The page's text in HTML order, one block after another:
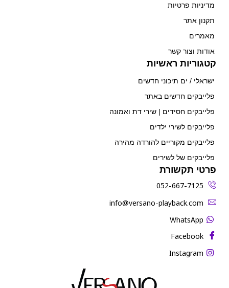
מדיניות פרטיות
תקנון אתר
מאמרים
אודות וצור קשר
קטגוריות ראשיות
ישראלי / ים תיכוני חדשים
פלייבקים חדשים באתר
פלייבקים חסידים | שירי דת ואמונה
פלייבקים לשירי ילדים
פלייבקים מקוריים להורדה מהירה
פלייבקים של לשירים
פרטי תקשורת
052-667-7125
‫info@versano-playback.com‬
WhatsApp
Facebook
Instagram